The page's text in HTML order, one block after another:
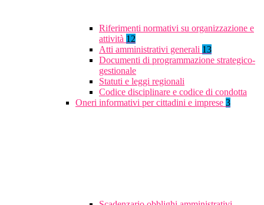
Riferimenti normativi su organizzazione e
attività 12
Atti amministrativi generali 13
Documenti di programmazione strategico-
gestionale
Statuti e leggi regionali
Codice disciplinare e codice di condotta
Oneri informativi per cittadini e imprese 3